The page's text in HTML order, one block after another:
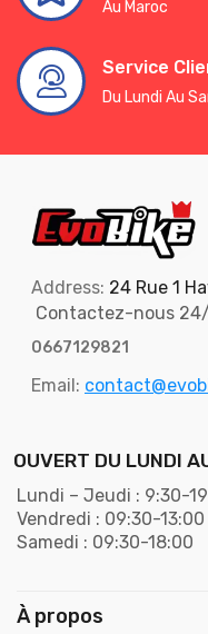
Au Maroc
Service
Du Lundi Au
Address: 24 Rue 1
Contactez-nous
0667129821
Email:
OUVERT DU LUNDI
Lundi – Jeudi : 9:30-
Vendredi : 09:30-
Samedi : 09:30-18:00
À propos